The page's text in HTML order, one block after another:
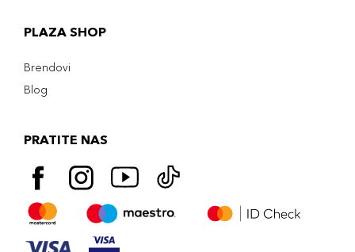
PLAZA SHOP
Brendovi
Blog
PRATITE NAS